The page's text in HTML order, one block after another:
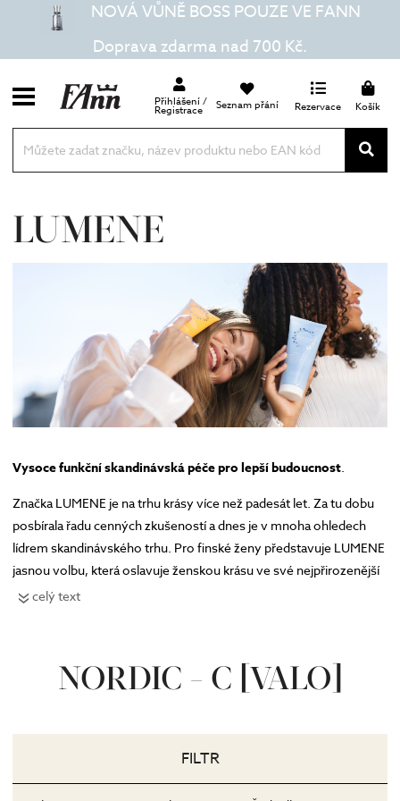
NOVÁ VŮNĚ BOSS POUZE VE FANN
Doprava zdarma nad 700 Kč.
Přihlášení /
Registrace Seznam přání Rezervace Košík
LUMENE
Vysoce funkční skandinávská péče pro lepší budoucnost.
Značka LUMENE je na trhu krásy více než padesát let. Za tu dobu
posbírala řadu cenných zkušeností a dnes je v mnoha ohledech
lídrem skandinávského trhu. Pro finské ženy představuje LUMENE
jasnou volbu, která oslavuje ženskou krásu ve své nejpřirozenější
podobě.
Pojmy jako udržitelnost či sounáležitost s životním prostředím
mají Skandinávci hluboce zakořeněné ve své DNA. Nejde o nějaký
každodenního života. A právě v této oblasti je značka skutečným
expertem. Od ručně sbíraných lokálních plodin přes upcyklované
recyklované materiály, které v roce 2025 plně nahradí veškeré
celý text
NORDIC - C [VALO]
FILTR